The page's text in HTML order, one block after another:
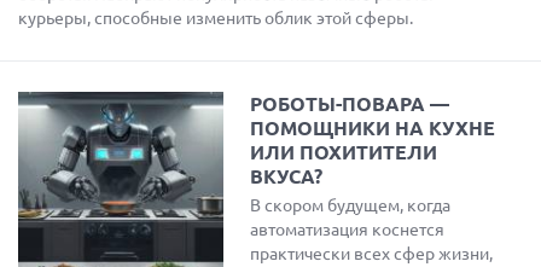
курьеры, способные изменить облик этой сферы.
РОБОТЫ-ПОВАРА —
ПОМОЩНИКИ НА КУХНЕ
ИЛИ ПОХИТИТЕЛИ
ВКУСА?
В скором будущем, когда
автоматизация коснется
практически всех сфер жизни,